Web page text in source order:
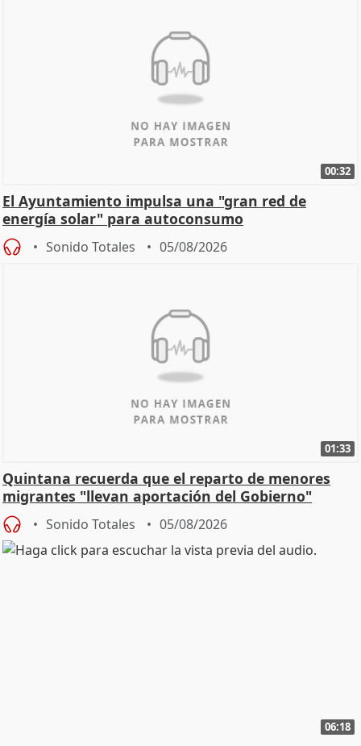
00:32
El Ayuntamiento impulsa una "gran red de
energía solar" para autoconsumo
Sonido Totales 05/08/2026
01:33
Quintana recuerda que el reparto de menores
migrantes "llevan aportación del Gobierno"
central
Sonido Totales 05/08/2026
06:18